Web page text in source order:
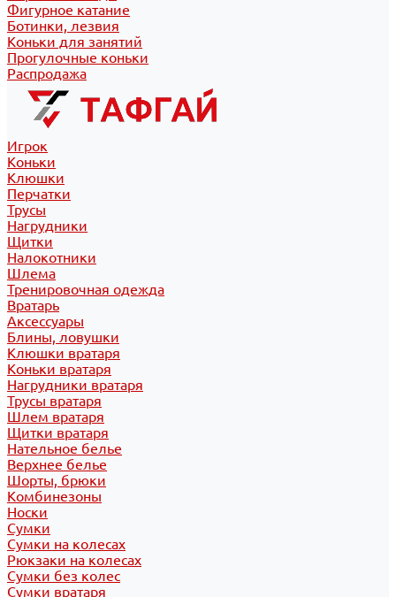
Фигурное катание
Ботинки, лезвия
Коньки для занятий
Прогулочные коньки
Распродажа
Игрок
Коньки
Клюшки
Перчатки
Трусы
Нагрудники
Щитки
Налокотники
Шлема
Тренировочная одежда
Вратарь
Аксессуары
Блины, ловушки
Клюшки вратаря
Коньки вратаря
Нагрудники вратаря
Трусы вратаря
Шлем вратаря
Щитки вратаря
Нательное белье
Верхнее белье
Шорты, брюки
Комбинезоны
Носки
Сумки
Сумки на колесах
Рюкзаки на колесах
Сумки без колес
Сумки вратаря